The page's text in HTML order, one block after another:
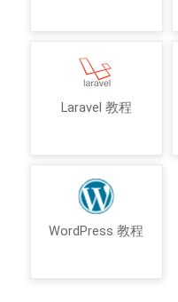
Laravel 教程
WordPress 教程